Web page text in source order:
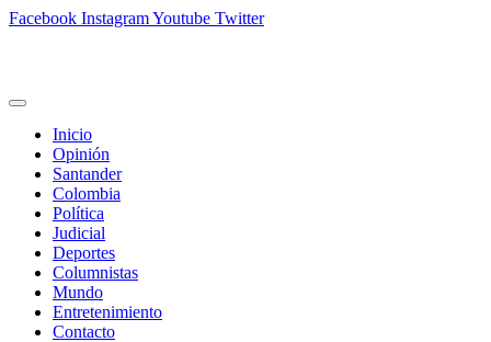
Facebook InstagramYoutube Twitter
Inicio
Opinión
Santander
Colombia
Política
Judicial
Deportes
Columnistas
Mundo
Entretenimiento
Contacto